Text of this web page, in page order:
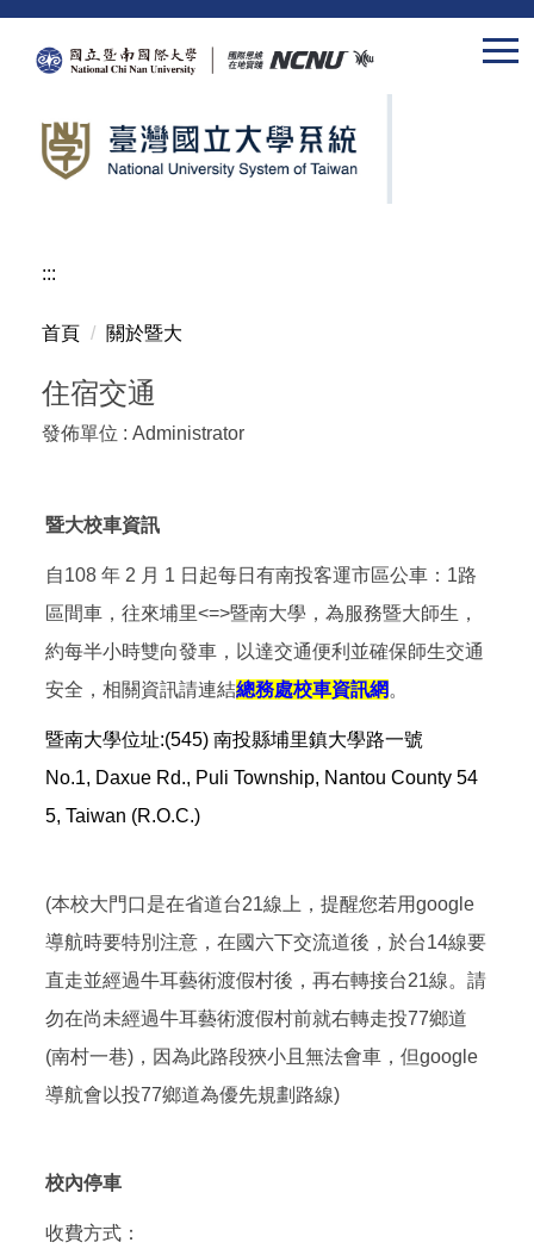
跳
:::
首頁 關於暨大
住宿交通
發佈單位 : Administrator
暨大校車資訊
自108 年 2 月 1 日起每日有南投客運市區公車：1路
區間車，往來埔里<=>暨南大學，為服務暨大師生，
約每半小時雙向發車，以達交通便利並確保師生交通
安全，相關資訊請連結總務處校車資訊網 。
暨南大學位址:(545) 南投縣埔里鎮大學路一號
No.1, Daxue Rd., Puli Township, Nantou County 54
5, Taiwan (R.O.C.)
(本校大門口是在省道台21線上，提醒您若用google
導航時要特別注意，在國六下交流道後，於台14線要
直走並經過牛耳藝術渡假村後，再右轉接台21線。請
勿在尚未經過牛耳藝術渡假村前就右轉走投77鄉道
(南村一巷)，因為此路段狹小且無法會車，但google
導航會以投77鄉道為優先規劃路線)
校內停車
收費方式：